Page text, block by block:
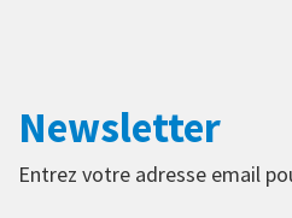
Newsletter
Entrez votre adresse email